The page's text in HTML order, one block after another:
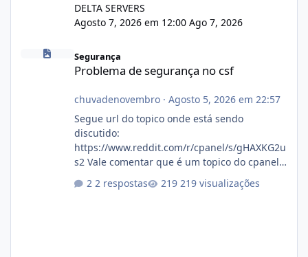
DELTA SERVERS
Agosto 7, 2026 em 12:00 Ago 7, 2026
Segurança
Problema de segurança no csf
chuvadenovembro· Agosto 5, 2026 em 22:57
Segue url do topico onde está sendo
discutido:
https://www.reddit.com/r/cpanel/s/gHAXKG2u
s2 Vale comentar que é um topico do cpanel...
2 respostas 219 visualizações